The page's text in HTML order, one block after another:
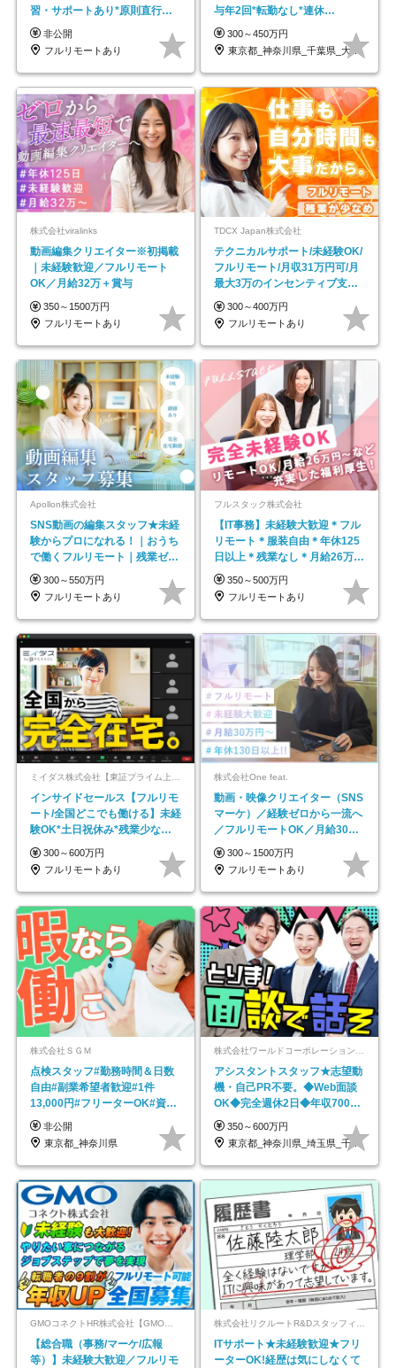
習・サポートあり*原則直行直
帰／全国募集・業務委託
非公開
フルリモートあり
与年2回*転勤なし*連休
OK/ZE010232
300～450万円
東京都_神奈川県_千葉県_大阪府_愛知県…
株式会社viralinks
動画編集クリエイター※初掲載
｜未経験歓迎／フルリモート
OK／月給32万＋賞与
350～1500万円
フルリモートあり
TDCX Japan株式会社
テクニカルサポート/未経験OK/
フルリモート/月収31万円可/月
最大3万のインセンティブ支給/
平均年齢33歳
300～400万円
フルリモートあり
Apollon株式会社
SNS動画の編集スタッフ★未経
験からプロになれる！｜おうち
で働くフルリモート｜残業ゼロ
で18時退勤◎
300～550万円
フルリモートあり
フルスタック株式会社
【IT事務】未経験大歓迎＊フル
リモート＊服装自由＊年休125
日以上＊残業なし＊月給26万円
以上
350～500万円
フルリモートあり
ミイダス株式会社【東証プライム上場パーソルグループ】
インサイドセールス【フルリモ
ート/全国どこでも働ける】未経
験OK*土日祝休み*残業少なめ*
在宅勤務手当あり
300～600万円
フルリモートあり
株式会社One feat.
動画・映像クリエイター（SNS
マーケ）／経験ゼロから一流へ
／フルリモートOK／月給30万
円～／年休130日以上
300～1500万円
フルリモートあり
株式会社ＳＧＭ
点検スタッフ#勤務時間＆日数
自由#副業希望者歓迎#1件
13,000円#フリーターOK#資格
スキル不要
非公開
東京都_神奈川県
アシスタントスタッフ★志望動
機・自己PR不要。◆Web面談
OK◆完全週休2日◆年収700万
円可/p13
350～600万円
東京都_神奈川県_埼玉県_千葉県_大阪府…
GMOコネクトHR株式会社【GMOインターネットグループ】
【総合職（事務/マーケ/広報
等）】未経験大歓迎／フルリモ
ITサポート★未経験歓迎★フリ
ーターOK!経歴は気にしなくて